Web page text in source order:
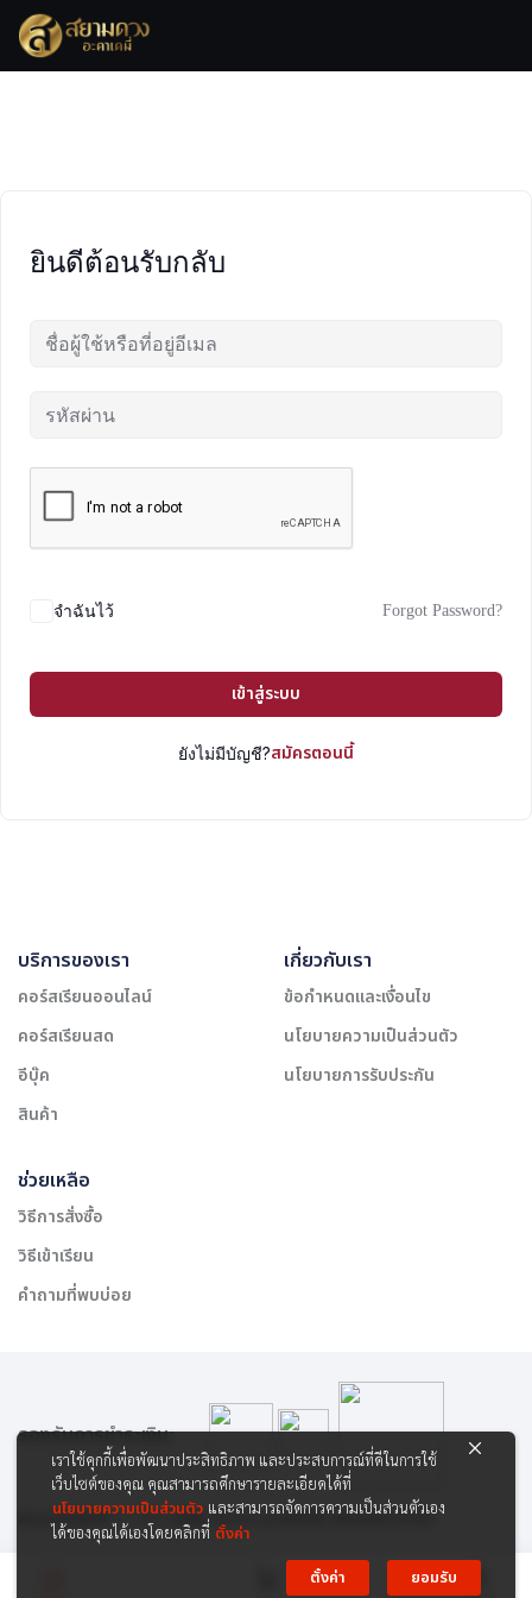
Skip
content
ยินดีต้อนรับกลับ
จำฉันไว้ Forgot Password?
เข้าสู่ระบบ
ยังไม่มีบัญชี?สมัครตอนนี้
บริการของเรา
คอร์สเรียนออนไลน์
คอร์สเรียนสด
อีบุ๊ค
สินค้า
เกี่ยวกับเรา
ข้อกำหนดและเงื่อนไข
นโยบายความเป็นส่วนตัว
นโยบายการรับประกัน
ช่วยเหลือ
วิธีการสั่งซื้อ
วิธีเข้าเรียน
คำถามที่พบบ่อย
สงวนลิขสิทธิ์ © 2565 บริษัท สยาม เคาเซิลลิ่ง เซ็นเตอร์ จำกัด
รองรับการชำระเงิน:
เราใช้คุกกี้เพื่อพัฒนาประสิทธิภาพ และประสบการณ์ที่ดีในการใช้
เว็บไซต์ของคุณ คุณสามารถศึกษารายละเอียดได้ที่
นโยบายความเป็นส่วนตัว และสามารถจัดการความเป็นส่วนตัวเอง
ได้ของคุณได้เองโดยคลิกที่ ตั้งค่า
ตั้งค่า
ยอมรับ